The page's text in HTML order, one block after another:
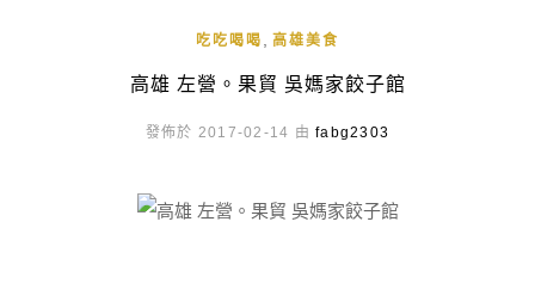
吃吃喝喝 高雄美食
高雄 左營。果貿 吳媽家餃子館
發佈於 2017-02-14 由fabg2303